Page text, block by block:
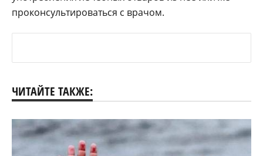
проконсультироваться с врачом.
ЧИТАЙТЕ ТАКЖЕ: